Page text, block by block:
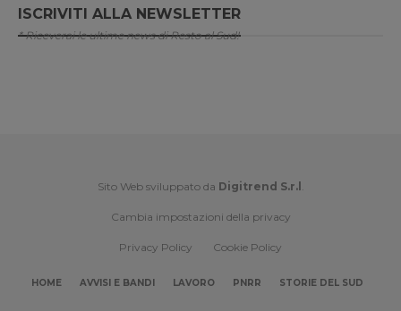
ISCRIVITI ALLA NEWSLETTER
* Riceverai le ultime news di Resto al Sud!
Sito Web sviluppato da Digitrend S.r.l .
Cambia impostazioni della privacy
Privacy Policy Cookie Policy
HOME AVVISI E BANDI LAVORO PNRR STORIE DEL SUD